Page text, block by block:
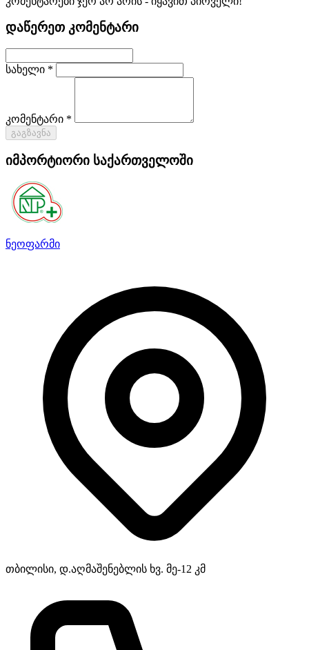
დაწერეთ კომენტარი
სახელი *
კომენტარი *
გაგზავნა
იმპორტიორი საქართველოში
ნეოფარმი
თბილისი, დ.აღმაშენებლის ხვ. მე-12 კმ